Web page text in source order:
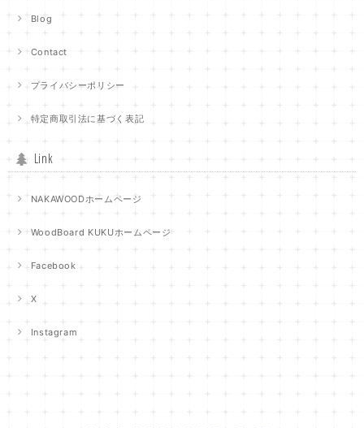
Blog
Contact
プライバシーポリシー
特定商取引法に基づく表記
Link
NAKAWOODホームページ
WoodBoard KUKUホームページ
Facebook
X
Instagram